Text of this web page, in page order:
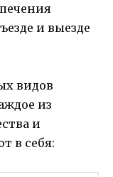
и выезде
видов
из
и
в себя: